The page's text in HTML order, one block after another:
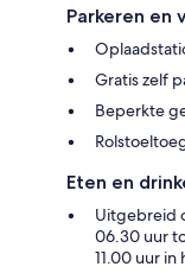
Parkeren en
Gratis zelf
Beperkte
Eten en
Uitgebreid
06.30 uur
11.00 uur